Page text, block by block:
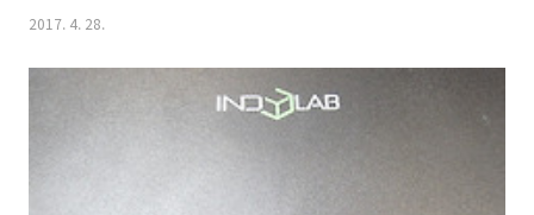
될까요? 다른 몇군데 전화를 했는데 복구가 불가능할거라고 말하던데...
금 바로 올라가겠습니다. 접수: 울산에서 방문 접수 손상매체명: 도시바
1TB 외장하드 손상증상: 딸깍 딸깍 소음 발생되면서 인식안됨 중요데이
터: 논문 및 연구문서 울산에서 긴급하게 방문으로 접수된 도시바 외장하
독하는 헤드의 불량으로 확인되었습니다. 대부분의 헤드 불량은 미디어
2017. 4. 28.